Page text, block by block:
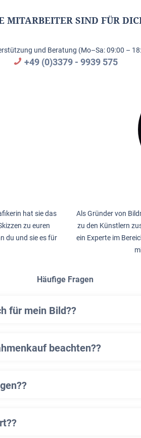
MITARBEITER SIND FÜR
und Beratung (Mo–Sa: 09:00 –
+49 (0)3379 - 9939 575
hat sie das
zu euren
du und sie es für
Als Gründer von
zu den Künstlern
ein Experte im
Häufige Fragen
für mein Bild??
beachten??